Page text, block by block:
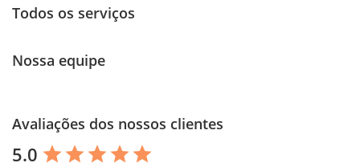
Todos os serviços
Nossa equipe
Avaliações dos nossos clientes
5.0 star star star star star